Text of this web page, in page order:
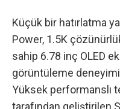
Küçük bir hatırlatma
Power, 1.5K
sahip 6.78 inç OLED
görüntüleme
Yüksek performanslı
tarafından geliştirilen